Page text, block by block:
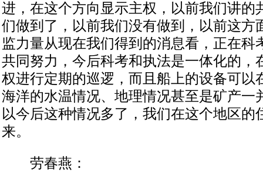
进，在这个方向显示主权，以前我们讲的
们做到了，以前我们没有做到，以前这方
监力量从现在我们得到的消息看，正在科
共同努力，今后科考和执法是一体化的，
权进行定期的巡逻，而且船上的设备可以
海洋的水温情况、地理情况甚至是矿产一
以今后这种情况多了，我们在这个地区的
来。
劳春燕：